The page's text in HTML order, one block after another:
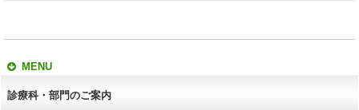
MENU
診療科・部門のご案内